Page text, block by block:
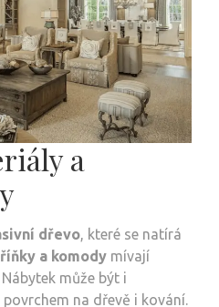
a
dřevo, které se natírá
a komody mívají
Nábytek může být i
povrchem na dřevě i kování.